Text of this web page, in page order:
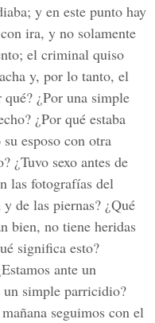
y en este punto hay
ira, y no solamente
el criminal quiso
y, por lo tanto, el
¿Por una simple
¿Por qué estaba
esposo con otra
¿Tuvo sexo antes de
las fotografías del
de las piernas? ¿Qué
bien, no tiene heridas
significa esto?
ante un
un simple parricidio?
seguimos con el